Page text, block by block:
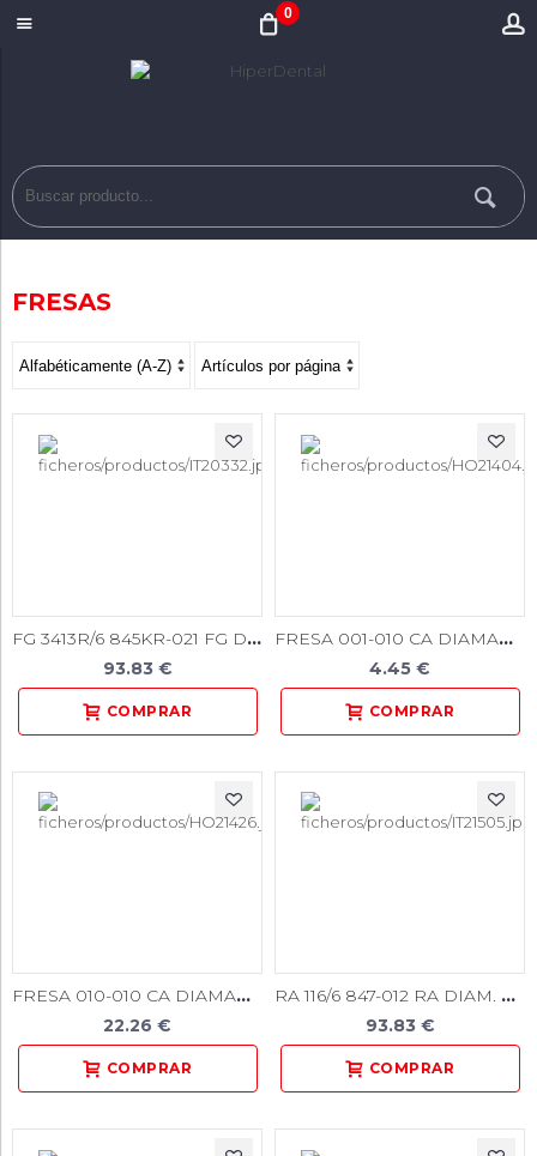
0
FRESAS
FG 3413R/6 845KR-021 FG DIAM. FINO 6U.
93.83 €
FRESA 001-010 CA DIAMANTE FIG.801 5u
4.45 €
FRESA 010-010 CA DIAMANTE FIG.805 5u
22.26 €
RA 116/6 847-012 RA DIAM. MEDIO 6U.
93.83 €